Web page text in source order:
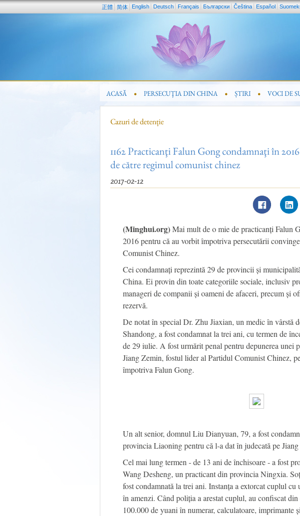
正體 简体 English Deutsch Français Български Čeština Español
ACASĂ PERSECUŢIA DIN CHINA ȘTIRI VOCI DE
Cazuri de detenție
1162 Practicanţi Falun Gong condamnaţi în
de către regimul comunist chinez
2017-02-12
(Minghui.org)Mai mult de o mie de practicanți Falun
2016 pentru că au vorbit împotriva persecutării
Comunist Chinez.
Cei condamnați reprezintă 29 de provincii și
China. Ei provin din toate categoriile sociale, inclusiv
manageri de companii și oameni de afaceri, precum și
rezervă.
De notat în special Dr. Zhu Jiaxian, un medic în vârstă
Shandong, a fost condamnat la trei ani, cu termen de
de 29 iulie. A fost urmărit penal pentru depunerea unei
Jiang Zemin, fostul lider al Partidul Comunist Chinez,
împotriva Falun Gong.
Un alt senior, domnul Liu Dianyuan, 79, a fost
provincia Liaoning pentru că l-a dat în judecată pe
Cel mai lung termen - de 13 ani de închisoare - a fost
Wang Desheng, un practicant din provincia Ningxia.
fost condamnată la trei ani. Instanța a extorcat cuplul
în amenzi. Când poliția a arestat cuplul, au confiscat
100.000 de yuani în numerar, calculatoare, imprimante